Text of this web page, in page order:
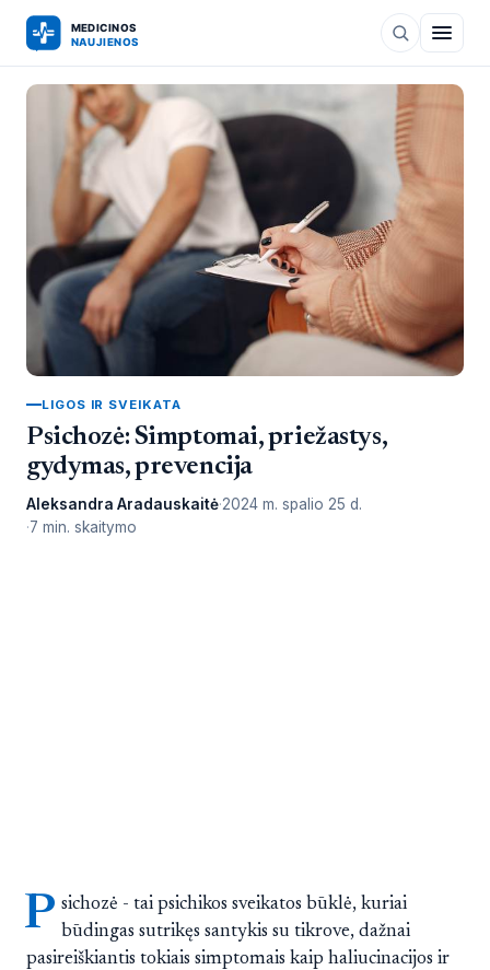
LIGOS IR SVEIKATA
Psichozė: Simptomai, priežastys,
gydymas, prevencija
Aleksandra Aradauskaitė 2024 m. spalio 25 d.
7 min. skaitymo
P sichozė - tai psichikos sveikatos būklė, kuriai
būdingas sutrikęs santykis su tikrove, dažnai
pasireiškiantis tokiais simptomais kaip haliucinacijos ir